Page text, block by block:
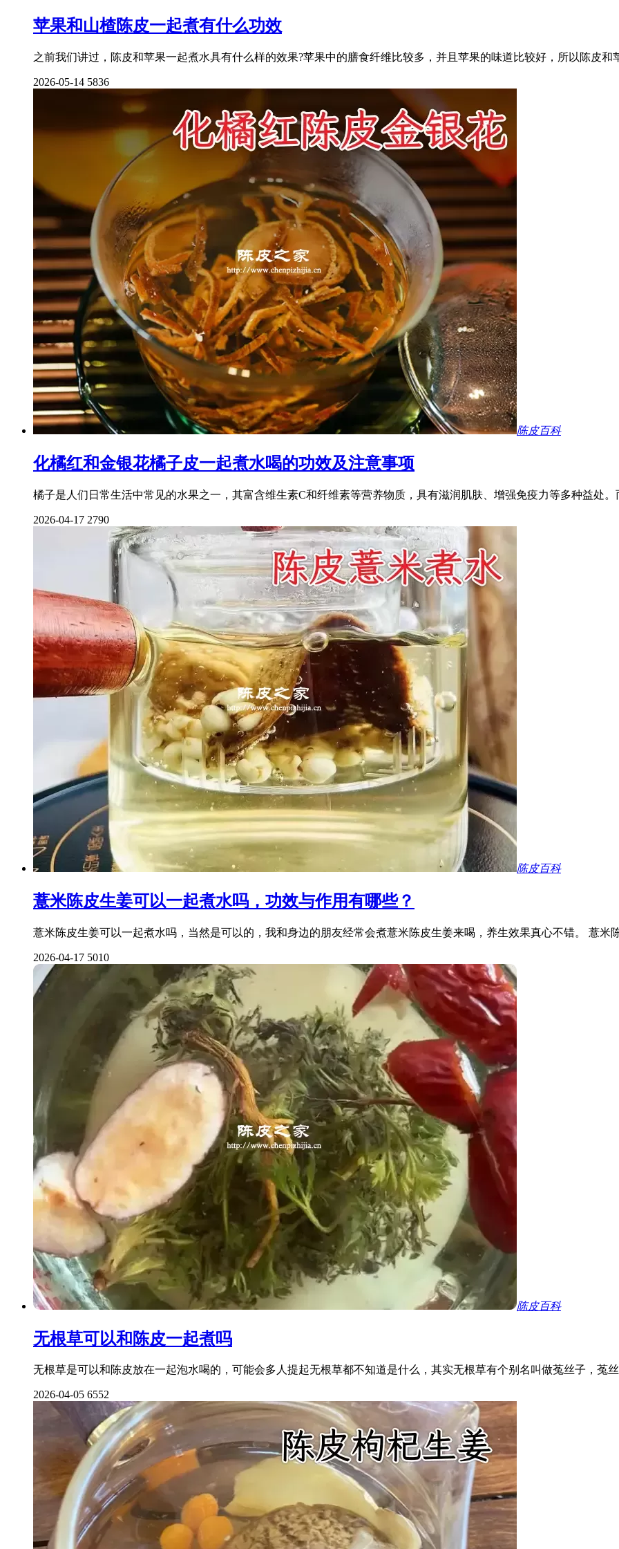
苹果和山楂陈皮一起煮有什么功效
之前我们讲过，陈皮和苹果一起煮水具有什么样的效果?苹果中的膳食纤维比较多，并且苹果的味道比较好，所以陈皮和
2026-05-14 5836
陈皮百科
化橘红和金银花橘子皮一起煮水喝的功效及注意事项
橘子是人们日常生活中常见的水果之一，其富含维生素C和纤维素等营养物质，具有滋润肌肤、增强免疫力等多种益处。
2026-04-17 2790
陈皮百科
薏米陈皮生姜可以一起煮水吗，功效与作用有哪些？
薏米陈皮生姜可以一起煮水吗，当然是可以的，我和身边的朋友经常会煮薏米陈皮生姜来喝，养生效果真心不错。 薏米
2026-04-17 5010
陈皮百科
无根草可以和陈皮一起煮吗
无根草是可以和陈皮放在一起泡水喝的，可能会多人提起无根草都不知道是什么，其实无根草有个别名叫做菟丝子，菟
2026-04-05 6552